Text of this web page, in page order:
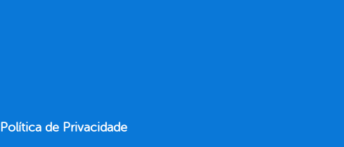
Política de Privacidade